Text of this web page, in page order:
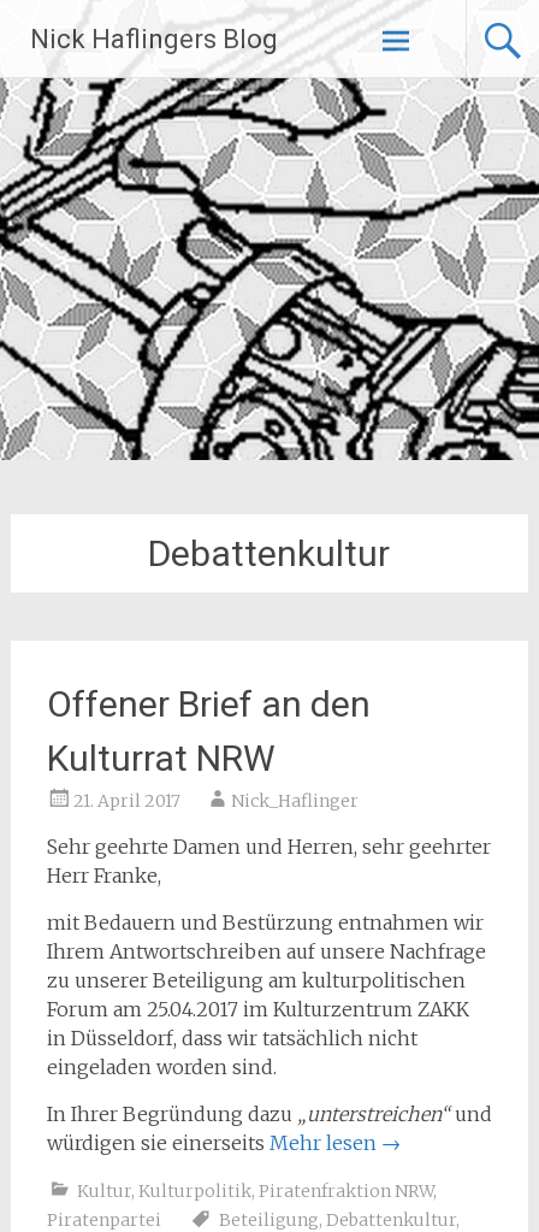
Inhalt
springen
Nick Haflingers Blog
Debattenkultur
Offener Brief an den
Kulturrat NRW
21. April 2017 Nick_Haflinger
Sehr geehrte Damen und Herren, sehr geehrter
Herr Franke,
mit Bedauern und Bestürzung entnahmen wir
Ihrem Antwortschreiben auf unsere Nachfrage
zu unserer Beteiligung am kulturpolitischen
Forum am 25.04.2017 im Kulturzentrum ZAKK
in Düsseldorf, dass wir tatsächlich nicht
eingeladen worden sind.
In Ihrer Begründung dazu „unterstreichen“und
würdigen sie einerseits Mehr lesen →
Kultur, Kulturpolitik, Piratenfraktion NRW,
Piratenpartei
Beteiligung, Debattenkultur,